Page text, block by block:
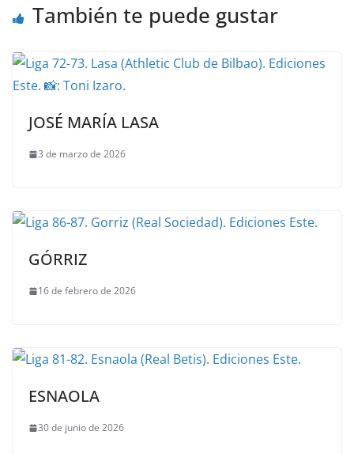
También te puede gustar
JOSÉ MARÍA LASA
3 de marzo de 2026
GÓRRIZ
16 de febrero de 2026
ESNAOLA
30 de junio de 2026